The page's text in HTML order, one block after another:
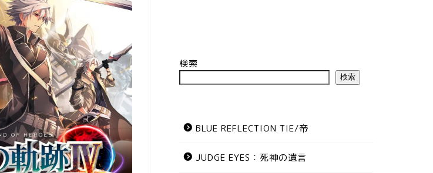
検索
検索
BLUE REFLECTION TIE/帝
JUDGE EYES：死神の遺言